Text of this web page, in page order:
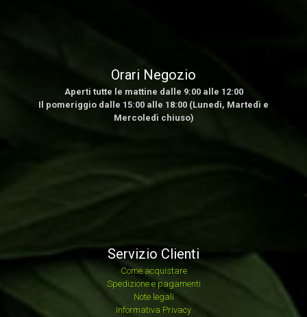
Orari Negozio
Aperti tutte le mattine dalle 9:00 alle 12:00
Il pomeriggio dalle 15:00 alle 18:00 (Lunedì, Martedì e
Mercoledì chiuso)
Servizio Clienti
Come acquistare
Spedizione e pagamenti
Note legali
Informativa Privacy